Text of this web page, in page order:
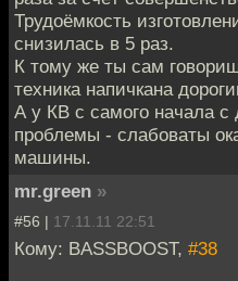
Трудоёмкость
снизилась в 5 раз.
К тому же ты сам
техника напичкана
А у КВ с самого начала
проблемы - слабоваты
машины.
mr.green »
#56 | 17.11.11 22:51
Кому: BASSBOOST, #38